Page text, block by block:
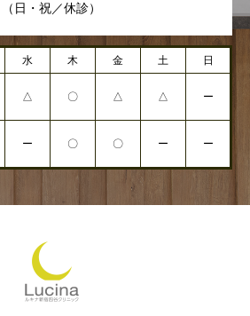
（日・祝／休診）
水 木 金 土 日
△ 〇 △ △ ー
ー 〇 〇 ー ー